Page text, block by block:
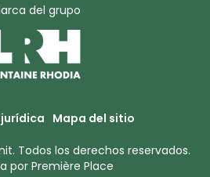
del grupo
Mapa del sitio
. Todos los derechos reservados.
por Première Place